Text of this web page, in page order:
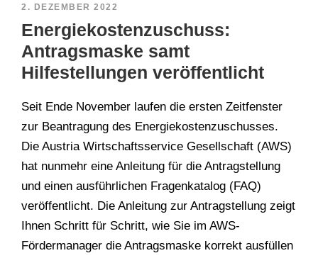
2. DEZEMBER 2022
Energiekostenzuschuss:
Antragsmaske samt
Hilfestellungen veröffentlicht
Seit Ende November laufen die ersten Zeitfenster
zur Beantragung des Energiekostenzuschusses.
Die Austria Wirtschaftsservice Gesellschaft (AWS)
hat nunmehr eine Anleitung für die Antragstellung
und einen ausführlichen Fragenkatalog (FAQ)
veröffentlicht. Die Anleitung zur Antragstellung zeigt
Ihnen Schritt für Schritt, wie Sie im AWS-
Fördermanager die Antragsmaske korrekt ausfüllen